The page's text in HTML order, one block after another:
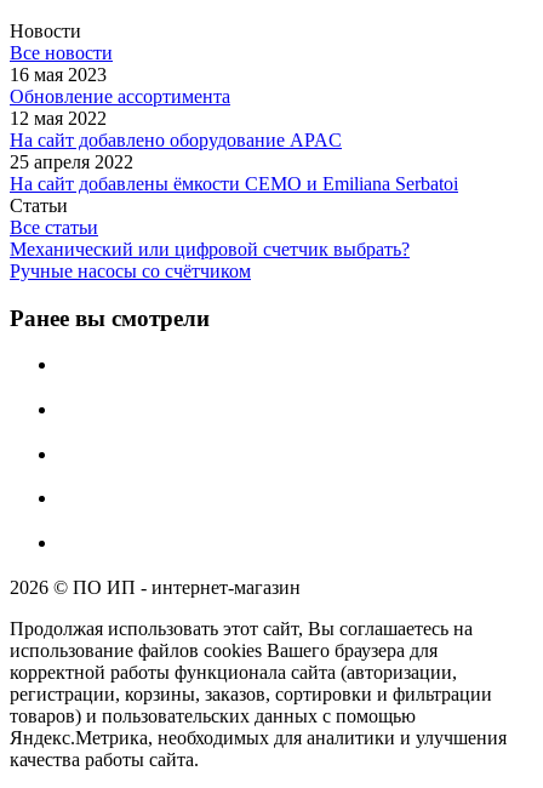
Новости
Все новости
16 мая 2023
Обновление ассортимента
12 мая 2022
На сайт добавлено оборудование APAC
25 апреля 2022
На сайт добавлены ёмкости CEMO и Emiliana Serbatoi
Статьи
Все статьи
Механический или цифровой счетчик выбрать?
Ручные насосы со счётчиком
Ранее вы смотрели
2026 © ПО ИП - интернет-магазин
Продолжая использовать этот сайт, Вы соглашаетесь на
использование файлов cookies Вашего браузера для
корректной работы функционала сайта (авторизации,
регистрации, корзины, заказов, сортировки и фильтрации
товаров) и пользовательских данных с помощью
Яндекс.Метрика, необходимых для аналитики и улучшения
качества работы сайта.